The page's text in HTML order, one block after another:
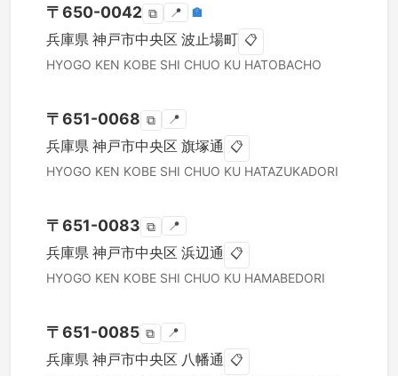
〒650-0042 ⧉ 📍 🏣
兵庫県 神戸市中央区 波止場町 📋
HYOGO KEN KOBE SHI CHUO KU HATOBACHO
〒651-0068 ⧉ 📍
兵庫県 神戸市中央区 旗塚通 📋
HYOGO KEN KOBE SHI CHUO KU HATAZUKADORI
〒651-0083 ⧉ 📍
兵庫県 神戸市中央区 浜辺通 📋
HYOGO KEN KOBE SHI CHUO KU HAMABEDORI
〒651-0085 ⧉ 📍
兵庫県 神戸市中央区 八幡通 📋